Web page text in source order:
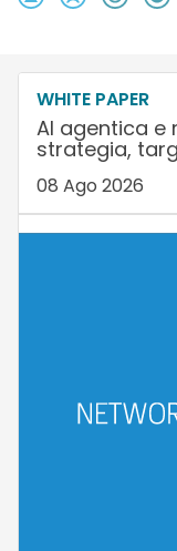
WHITE PAPER
AI agentica e
strategia,
08 Ago 2026